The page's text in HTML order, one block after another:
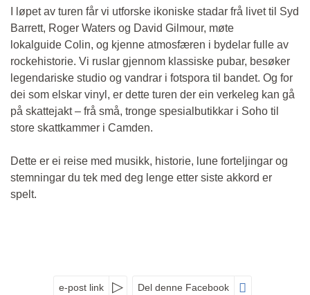
I løpet av turen får vi utforske ikoniske stadar frå livet til Syd
Barrett, Roger Waters og David Gilmour, møte
lokalguide Colin, og kjenne atmosfæren i bydelar fulle av
rockehistorie. Vi ruslar gjennom klassiske pubar, besøker
legendariske studio og vandrar i fotspora til bandet. Og for
dei som elskar vinyl, er dette turen der ein verkeleg kan gå
på skattejakt – frå små, tronge spesialbutikkar i Soho til
store skattkammer i Camden.
Dette er ei reise med musikk, historie, lune forteljingar og
stemningar du tek med deg lenge etter siste akkord er
spelt.
e-post link Del denne Facebook